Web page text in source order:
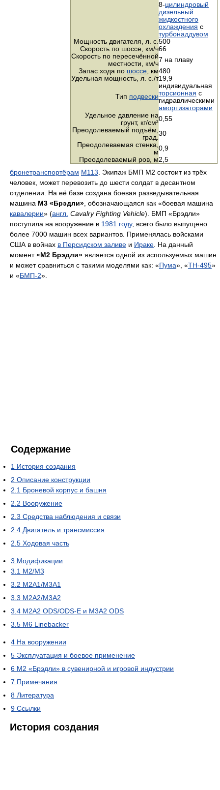
8-цилиндровый
дизельный
жидкостного
охлаждения с
турбонаддувом
Мощность двигателя, л. с. 500
Скорость по шоссе, км/ч66
Скорость по пересечённой
местности, км/ч7 на плаву
Запас хода по шоссе , км480
Удельная мощность, л. с./т19,9
Тип подвески
индивидуальная
торсионная с
гидравлическими
амортизаторами
Удельное давление на
грунт, кг/см²0,55
Преодолеваемый подъём,
град. 30
Преодолеваемая стенка,
м0,9
Преодолеваемый ров, м2,5
бронетранспортёрам M113 . Экипаж БМП М2 состоит из трёх
человек, может перевозить до шести солдат в десантном
отделении. На её базе создана боевая разведывательная
машина M3 «Брэдли» , обозначающаяся как «боевая машина
кавалерии» (англ. Cavalry Fighting Vehicle). БМП «Брэдли»
поступила на вооружение в 1981 году, всего было выпущено
более 7000 машин всех вариантов. Применялась войсками
США в войнах в Персидском заливе и Ираке . На данный
момент«M2 Брэдли» является одной из используемых машин
и может сравниться с такими моделями как: «Пума», «TH-495»
и «БМП-2».
Содержание
1 История создания
2 Описание конструкции
2.1 Броневой корпус и башня
2.2 Вооружение
2.3 Средства наблюдения и связи
2.4 Двигатель и трансмиссия
2.5 Ходовая часть
3 Модификации
3.1 M2/M3
3.2 M2A1/M3A1
3.3 M2A2/M3A2
3.4 M2A2 ODS/ODS-E и M3A2 ODS
3.5 M6 Linebacker
4 На вооружении
5 Эксплуатация и боевое применение
6 M2 «Брэдли» в сувенирной и игровой индустрии
7 Примечания
8 Литература
9 Ссылки
История создания